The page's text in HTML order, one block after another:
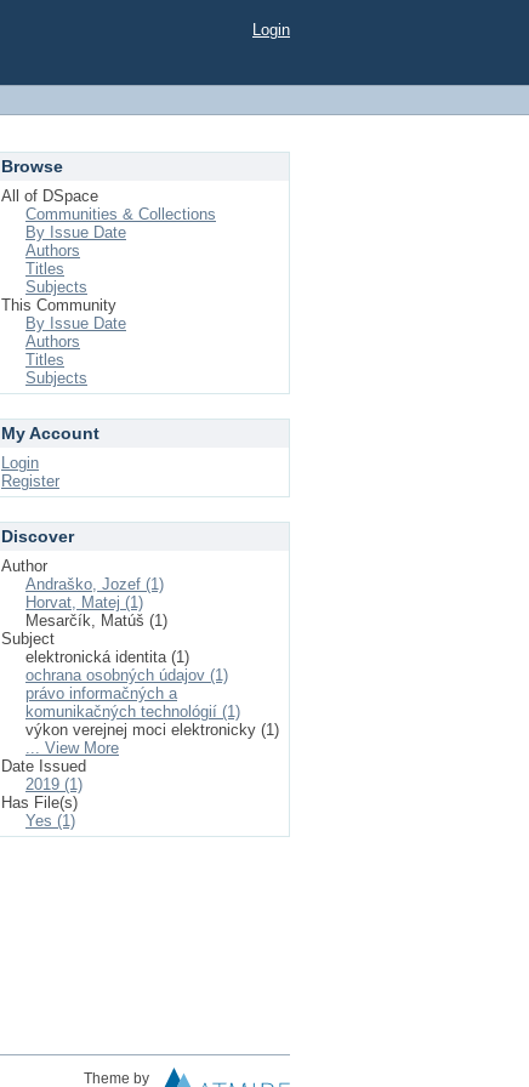
Login
Browse
All of DSpace
Communities & Collections
By Issue Date
Authors
Titles
Subjects
This Community
By Issue Date
Authors
Titles
Subjects
My Account
Login
Register
Discover
Author
Andraško, Jozef (1)
Horvat, Matej (1)
Mesarčík, Matúš (1)
Subject
elektronická identita (1)
ochrana osobných údajov (1)
právo informačných a
komunikačných technológií (1)
výkon verejnej moci elektronicky (1)
... View More
Date Issued
2019 (1)
Has File(s)
Yes (1)
Theme by